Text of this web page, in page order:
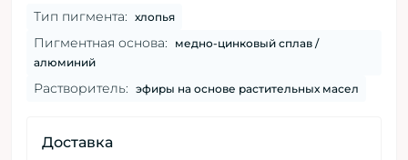
Тип пигмента: хлопья
Пигментная основа:
медно-цинковый сплав /
алюминий
Растворитель: эфиры на основе растительных масел
Доставка